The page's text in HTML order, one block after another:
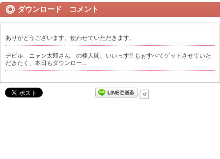
ダウンロード コメント
ありがとうございます。使わせていただきます。
デビル ニャン太郎さん の棒人間、いいっす!! もぉすべてゲットさせていた
だきたく、本日もダウンロー...
0